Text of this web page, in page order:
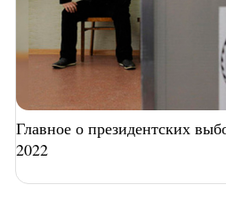
Главное о президентских
2022